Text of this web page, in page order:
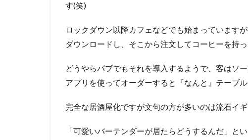
す(笑)
ロックダウン以降カフェなどでも始まっています
ダウンロードし、そこから注文してコーヒーを持
どうやらパブでもそれを導入するようで、客はソ
アプリを使ってオーダーすると『なんと』テーブ
完全な居酒屋化ですが文句の方が多いのは流石イギ
「可愛いバーテンダーが居たらどうするんだ」と